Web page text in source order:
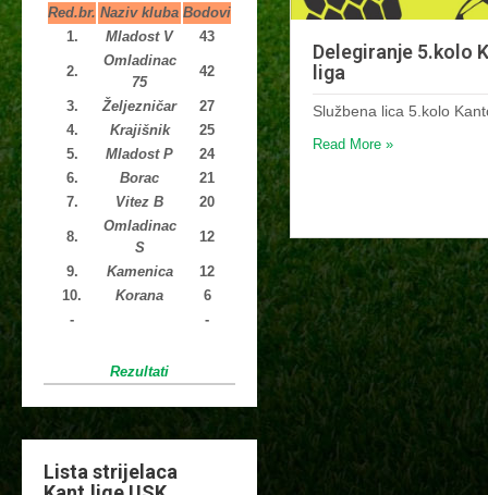
Red.br. Naziv kluba Bodovi
1.
Mladost V 43
2.
Omladinac
75
42
3. Željezničar
27
4.
Krajišnik
25
5.
Mladost P
24
6.
Borac
21
7.
Vitez B 20
8.
Omladinac
S
12
9. Kamenica
12
10.
Korana
6
-
-
Rezultati
Lista strijelaca
Delegiranje 5.kolo
liga
Službena lica 5.kolo
Read More »